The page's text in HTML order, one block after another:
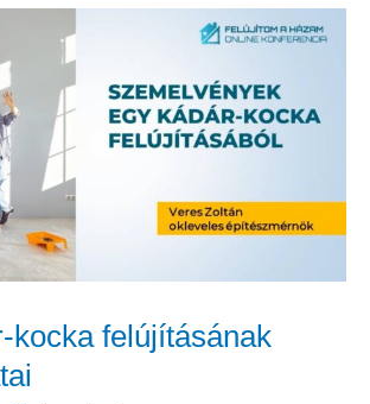
kocka felújításának